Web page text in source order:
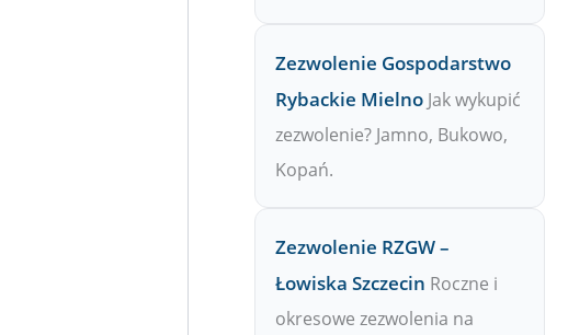
Zezwolenie Gospodarstwo
Rybackie Mielno Jak wykupić
zezwolenie? Jamno, Bukowo,
Kopań.
Zezwolenie RZGW –
Łowiska Szczecin Roczne i
okresowe zezwolenia na